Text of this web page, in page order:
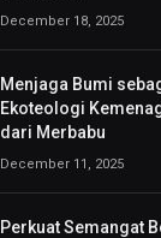
December 18, 2025
Menjaga Bumi
Ekoteologi
dari Merbabu
December 11, 2025
Perkuat Semangat